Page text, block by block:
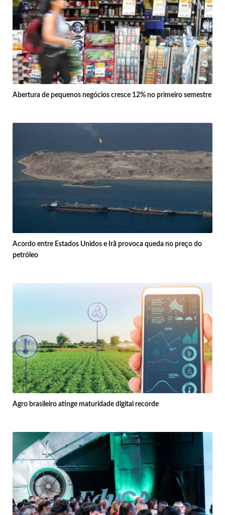
Abertura de pequenos negócios cresce 12% no primeiro semestre
Acordo entre Estados Unidos e Irã provoca queda no preço do
petróleo
Agro brasileiro atinge maturidade digital recorde